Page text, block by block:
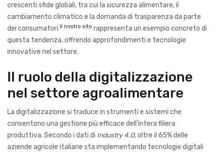
crescenti sfide globali, tra cui la sicurezza alimentare, il
cambiamento climatico e la domanda di trasparenza da parte
dei consumatori.il nostro sito rappresenta un esempio concreto di
questa tendenza, offrendo approfondimenti e tecnologie
innovative nel settore.
Il ruolo della digitalizzazione
nel settore agroalimentare
La digitalizzazione si traduce in strumenti e sistemi che
consentono una gestione più efficace dell’intera filiera
produttiva. Secondo i dati di Industry 4.0, oltre il 65% delle
aziende agricole italiane sta implementando tecnologie digitali